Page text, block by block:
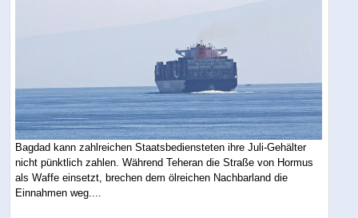
Bagdad kann zahlreichen Staatsbediensteten ihre Juli-Gehälter
nicht pünktlich zahlen. Während Teheran die Straße von Hormus
als Waffe einsetzt, brechen dem ölreichen Nachbarland die
Einnahmen weg....